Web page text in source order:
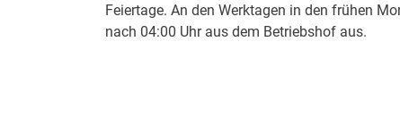
Feiertage. An den Werktagen in den frühen
nach 04:00 Uhr aus dem Betriebshof aus.